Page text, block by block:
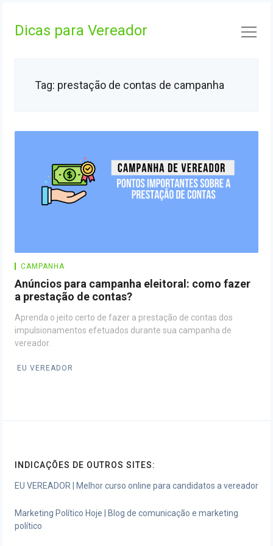
Dicas para Vereador
Tag: prestação de contas de campanha
CAMPANHA
Anúncios para campanha eleitoral: como fazer
a prestação de contas?
Aprenda o jeito certo de fazer a prestação de contas dos
impulsionamentos efetuados durante sua campanha de
vereador.
EU VEREADOR
INDICAÇÕES DE OUTROS SITES:
EU VEREADOR | Melhor curso online para candidatos a vereador
Marketing Político Hoje | Blog de comunicação e marketing
político